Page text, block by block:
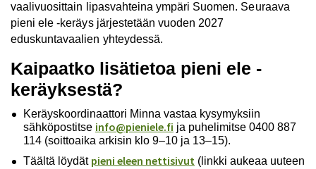
vaalivuosittain lipasvahteina ympäri Suomen. Seuraava
pieni ele -keräys järjestetään vuoden 2027
eduskuntavaalien yhteydessä.
Kaipaatko lisätietoa pieni ele -
keräyksestä?
Keräyskoordinaattori Minna vastaa kysymyksiin
sähköpostitse info@pieniele.fi ja puhelimitse 0400 887
114 (soittoaika arkisin klo 9–10 ja 13–15).
Täältä löydät pieni eleen nettisivut (linkki aukeaa uuteen